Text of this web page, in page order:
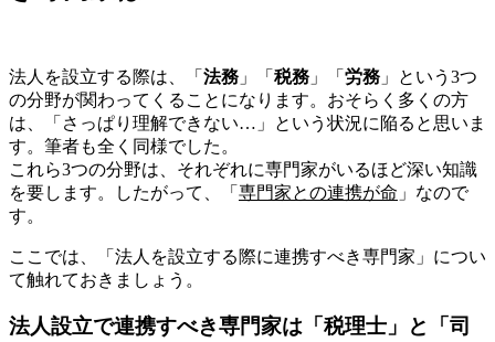
法人を設立する際は、「 法務 」「 税務 」「 労務 」という3つ
の分野が関わってくることになります。おそらく多くの方
は、「さっぱり理解できない…」という状況に陥ると思いま
す。筆者も全く同様でした。
これら3つの分野は、それぞれに専門家がいるほど深い知識
を要します。したがって、「 専門家との連携が命 」なので
す。
ここでは、「法人を設立する際に連携すべき専門家」につい
て触れておきましょう。
法人設立で連携すべき専門家は「税理士」と「司